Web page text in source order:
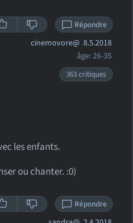
Répondre
cinemovore@ 8.5.2018
âge: 26-35
363 critiques
les enfants.
ou chanter. :0)
Répondre